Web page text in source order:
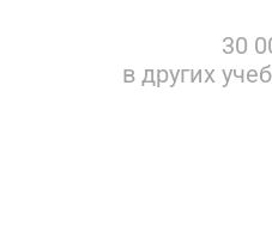
30
в других